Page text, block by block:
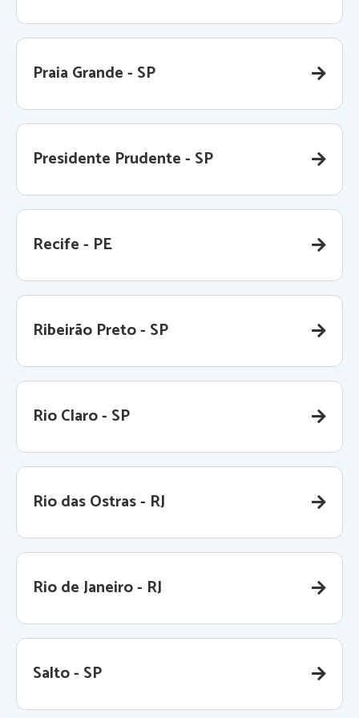
Praia Grande - SP
Presidente Prudente - SP
Recife - PE
Ribeirão Preto - SP
Rio Claro - SP
Rio das Ostras - RJ
Rio de Janeiro - RJ
Salto - SP